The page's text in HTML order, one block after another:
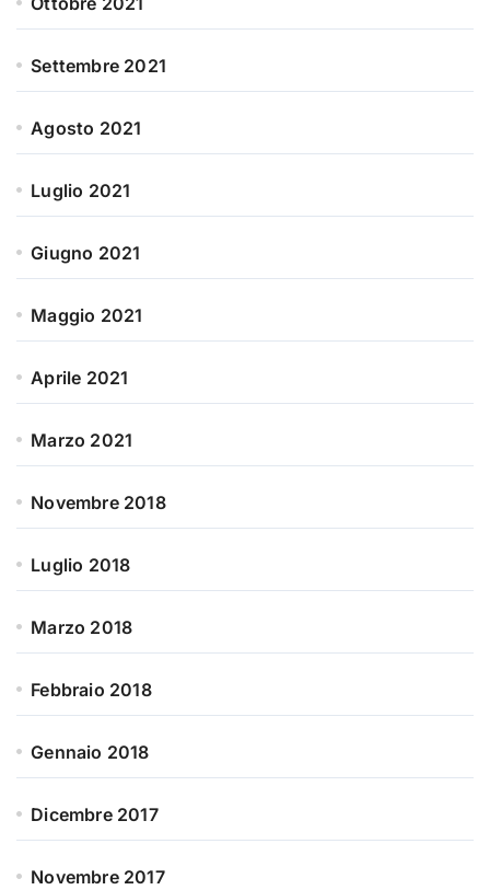
Settembre 2021
Agosto 2021
Luglio 2021
Giugno 2021
Maggio 2021
Aprile 2021
Marzo 2021
Novembre 2018
Luglio 2018
Marzo 2018
Febbraio 2018
Gennaio 2018
Dicembre 2017
Novembre 2017